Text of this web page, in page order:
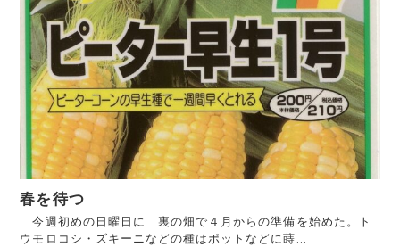
春を待つ
今週初めの日曜日に 裏の畑で４月からの準備を始めた。ト
ウモロコシ・ズキーニなどの種はポットなどに蒔...